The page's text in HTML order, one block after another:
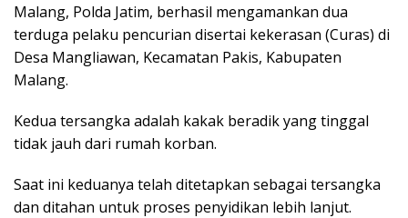
Malang, Polda Jatim, berhasil mengamankan dua
terduga pelaku pencurian disertai kekerasan (Curas) di
Desa Mangliawan, Kecamatan Pakis, Kabupaten
Malang.
Kedua tersangka adalah kakak beradik yang tinggal
tidak jauh dari rumah korban.
Saat ini keduanya telah ditetapkan sebagai tersangka
dan ditahan untuk proses penyidikan lebih lanjut.